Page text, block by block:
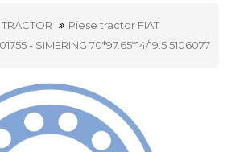
TRACTOR
Piese tractor FIAT
- SIMERING 70*97.65*14/19.5 5106077